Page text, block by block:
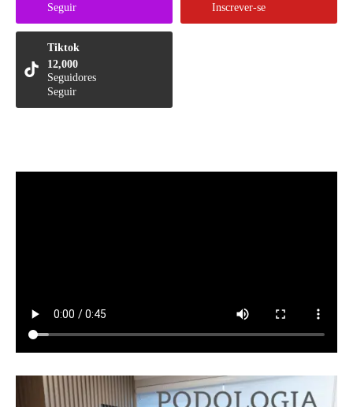
Seguir
Inscrever-se
Tiktok
12,000
Seguidores
Seguir